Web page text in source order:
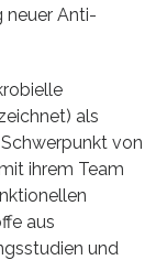
neuer Anti-
als
von
ihrem Team
aus
und